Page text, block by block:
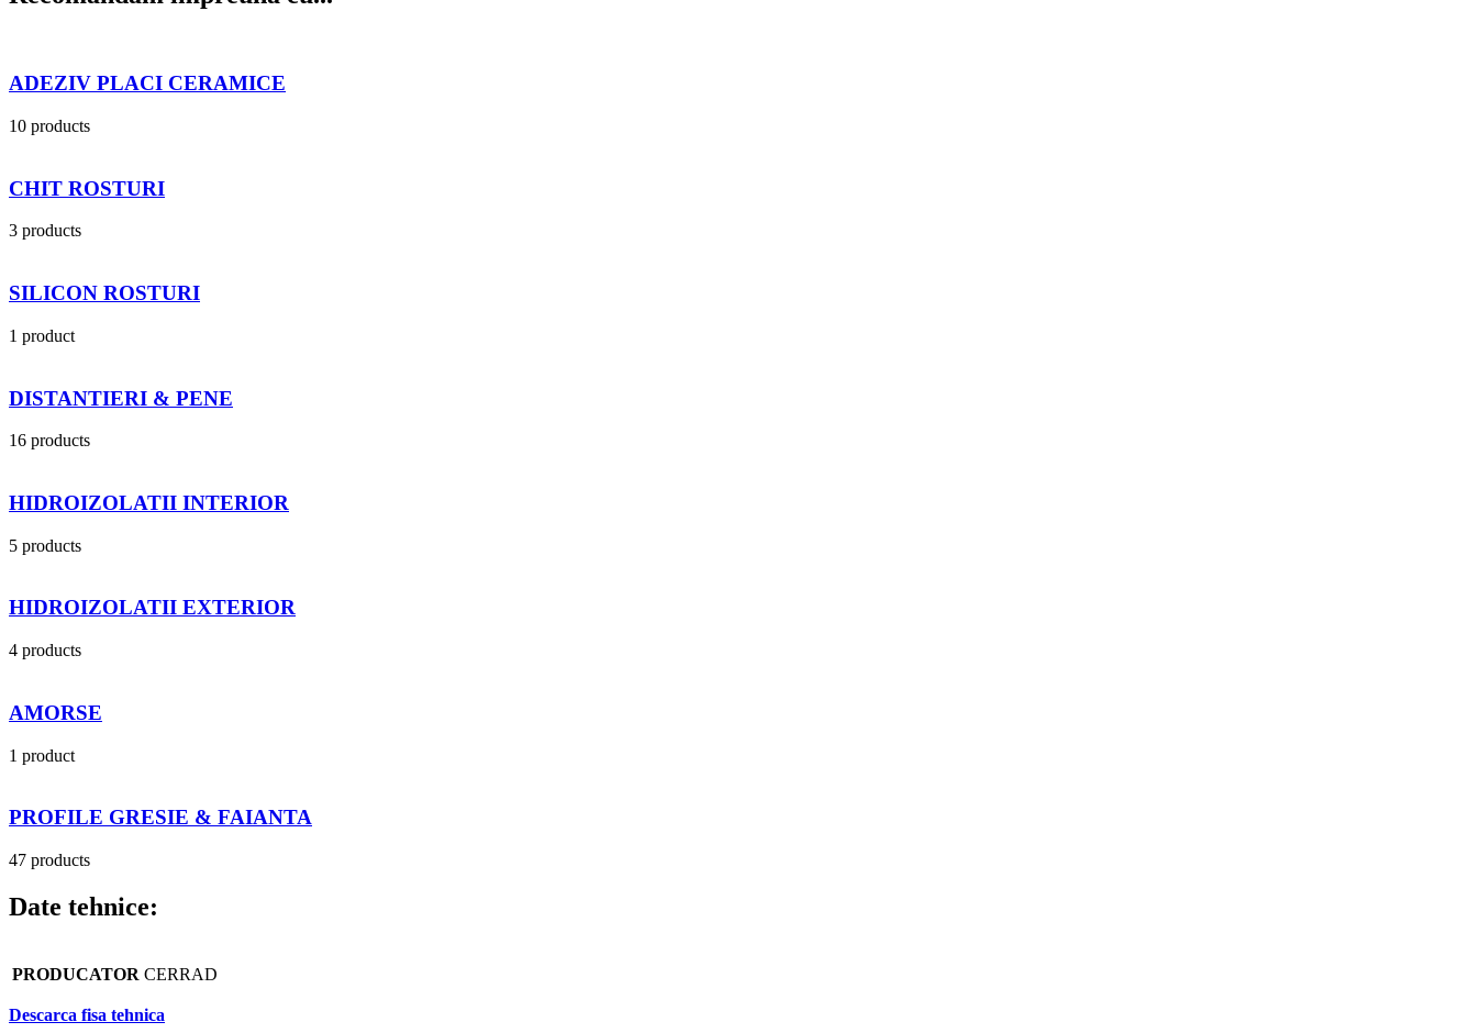
ADEZIV PLACI CERAMICE
10 products
CHIT ROSTURI
3 products
SILICON ROSTURI
1 product
DISTANTIERI & PENE
16 products
HIDROIZOLATII INTERIOR
5 products
HIDROIZOLATII EXTERIOR
4 products
AMORSE
1 product
PROFILE GRESIE & FAIANTA
47 products
Date tehnice:
PRODUCATOR CERRAD
Descarca fisa tehnica